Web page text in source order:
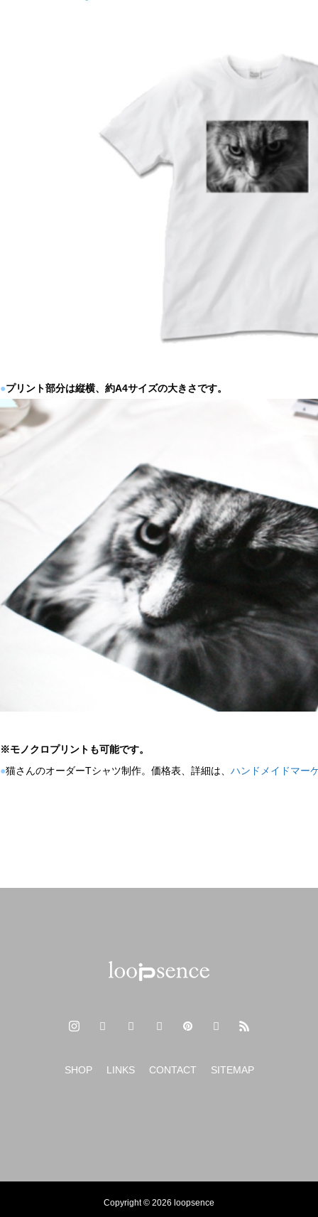
●プリント部分は縦横、約A4サイズの大きさです。
※モノクロプリントも可能です。
●猫さんのオーダーTシャツ制作。価格表、詳細は、 ハンドメイドマー
SHOP LINKS CONTACT SITEMAP
Copyright © 2026 loopsence